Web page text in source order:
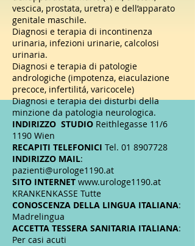
vescica, prostata, uretra) e dell’apparato
genitale maschile.
Diagnosi e terapia di incontinenza
urinaria, infezioni urinarie, calcolosi
urinaria.
Diagnosi e terapia di patologie
andrologiche (impotenza, eiaculazione
precoce, infertilitá, varicocele)
Diagnosi e terapia dei disturbi della
minzione da patologia neurologica.
INDIRIZZO STUDIO Reithlegasse 11/6
1190 Wien
RECAPITI TELEFONICI Tel. 01 8907728
INDIRIZZO MAIL:
pazienti@urologe1190.at
SITO INTERNET www.urologe1190.at
KRANKENKASSE Tutte
CONOSCENZA DELLA LINGUA ITALIANA:
Madrelingua
ACCETTA TESSERA SANITARIA ITALIANA:
Per casi acuti